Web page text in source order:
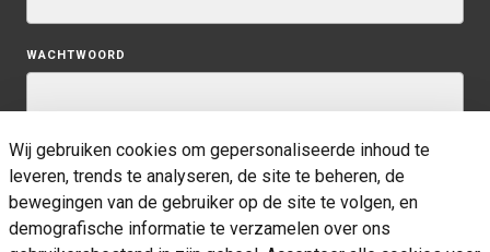
WACHTWOORD
ONTHOUD MIJ
Aanmelden
Wij gebruiken cookies om gepersonaliseerde inhoud te
leveren, trends te analyseren, de site te beheren, de
bewegingen van de gebruiker op de site te volgen, en
demografische informatie te verzamelen over ons